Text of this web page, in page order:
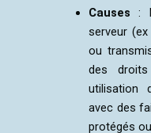
Causes :
serveur
ou
des droits
utilisation
avec des
protégés